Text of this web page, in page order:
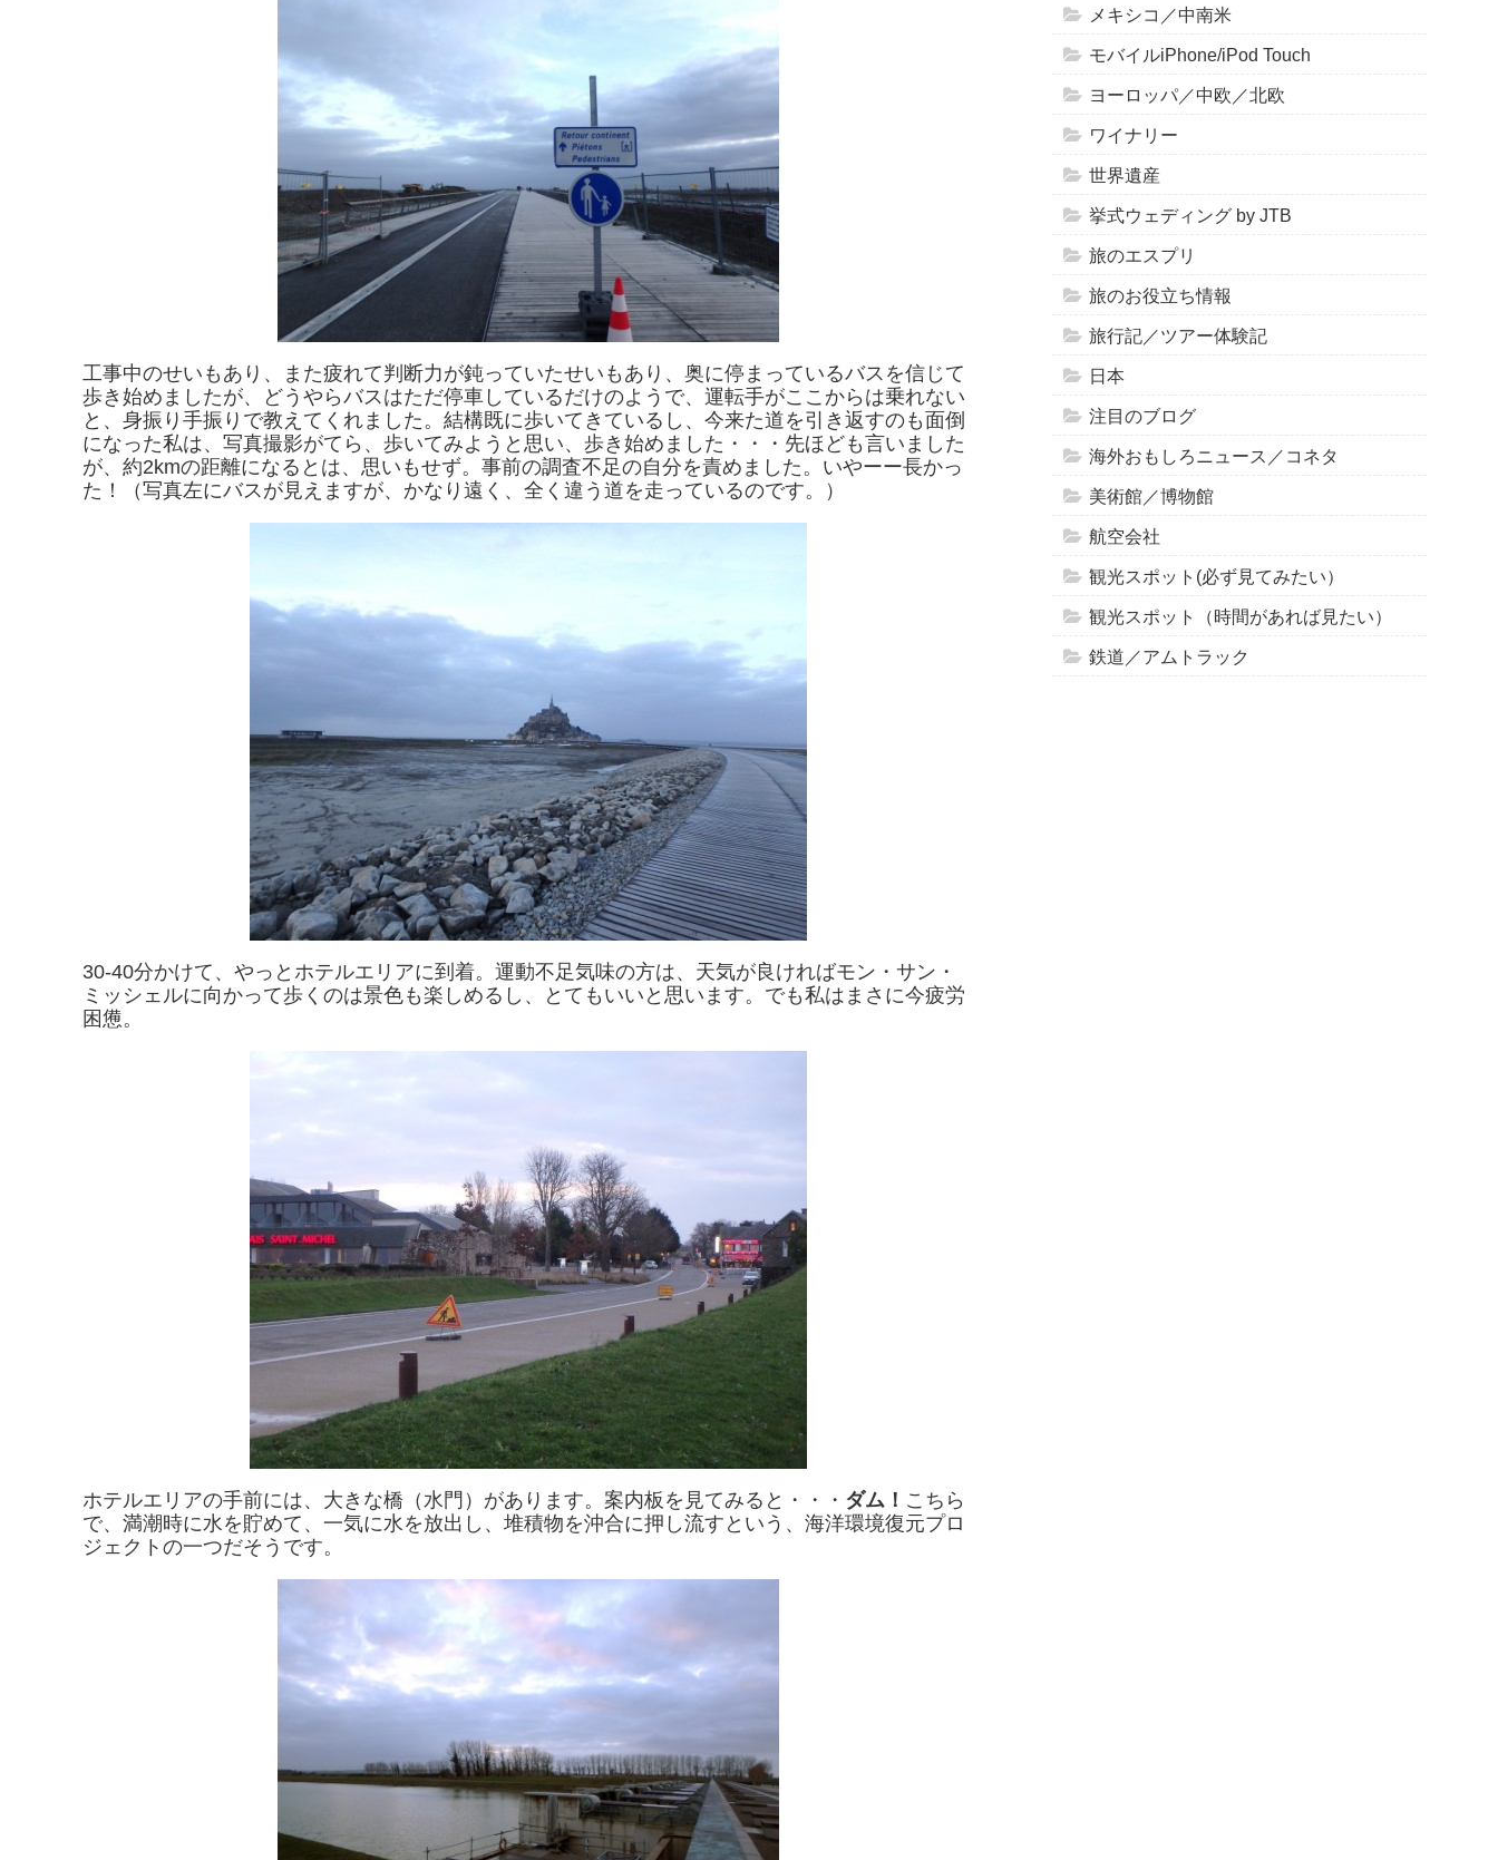
工事中のせいもあり、また疲れて判断力が鈍っていたせいもあり、奥に停まっているバスを信じて
歩き始めましたが、どうやらバスはただ停車しているだけのようで、運転手がここからは乗れない
と、身振り手振りで教えてくれました。結構既に歩いてきているし、今来た道を引き返すのも面倒
になった私は、写真撮影がてら、歩いてみようと思い、歩き始めました・・・先ほども言いました
が、約2kmの距離になるとは、思いもせず。事前の調査不足の自分を責めました。いやーー長かっ
た！（写真左にバスが見えますが、かなり遠く、全く違う道を走っているのです。）
30-40分かけて、やっとホテルエリアに到着。運動不足気味の方は、天気が良ければモン・サン・
ミッシェルに向かって歩くのは景色も楽しめるし、とてもいいと思います。でも私はまさに今疲労
困憊。
ホテルエリアの手前には、大きな橋（水門）があります。案内板を見てみると・・・ ダム！ こちら
で、満潮時に水を貯めて、一気に水を放出し、堆積物を沖合に押し流すという、海洋環境復元プロ
ジェクトの一つだそうです。
メキシコ／中南米
モバイルiPhone/iPod Touch
ヨーロッパ／中欧／北欧
ワイナリー
世界遺産
挙式ウェディング by JTB
旅のエスプリ
旅のお役立ち情報
旅行記／ツアー体験記
日本
注目のブログ
海外おもしろニュース／コネタ
美術館／博物館
航空会社
観光スポット(必ず見てみたい）
観光スポット（時間があれば見たい）
鉄道／アムトラック